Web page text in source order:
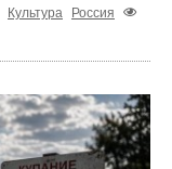
Культура
Россия